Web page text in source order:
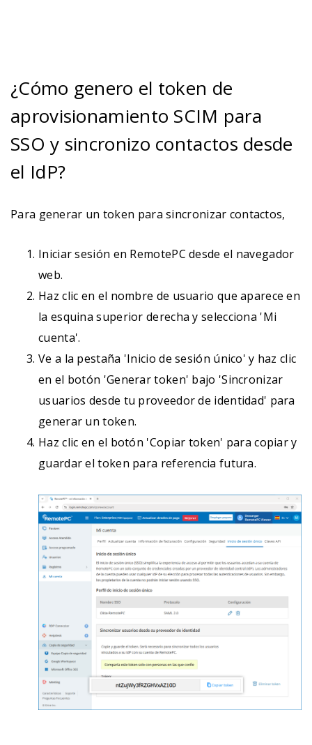
¿Cómo genero el token de
aprovisionamiento SCIM para
SSO y sincronizo contactos desde
el IdP?
Para generar un token para sincronizar contactos,
Iniciar sesión en RemotePC desde el navegador
web.
Haz clic en el nombre de usuario que aparece en
la esquina superior derecha y selecciona 'Mi
cuenta'.
Ve a la pestaña 'Inicio de sesión único' y haz clic
en el botón 'Generar token' bajo 'Sincronizar
usuarios desde tu proveedor de identidad' para
generar un token.
Haz clic en el botón 'Copiar token' para copiar y
guardar el token para referencia futura.